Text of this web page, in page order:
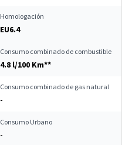
Homologación
EU6.4
Consumo combinado de combustible
4.8 l/100 Km**
Consumo combinado de gas natural
-
Consumo Urbano
-